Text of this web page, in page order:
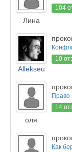
Лина
104
Allekseu
10
оля
Право
14
Как